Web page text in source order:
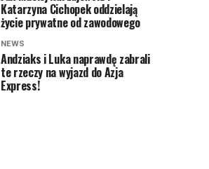
Katarzyna Cichopek oddzielają
życie prywatne od zawodowego
NEWS
Andziaks i Luka naprawdę zabrali
te rzeczy na wyjazd do Azja
Express!